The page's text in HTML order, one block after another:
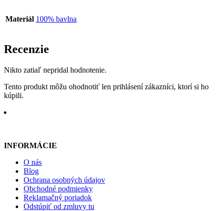
Materiál 100% bavlna
Recenzie
Nikto zatiaľ nepridal hodnotenie.
Tento produkt môžu ohodnotiť len prihlásení zákazníci, ktorí si ho
kúpili.
INFORMÁCIE
O nás
Blog
Ochrana osobných údajov
Obchodné podmienky
Reklamačný poriadok
Odstúpiť od zmluvy tu